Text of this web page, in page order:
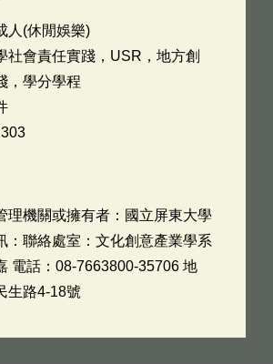
人(休閒娛樂)
社會責任實踐，USR，地方創
，學分學程
理機關或擁有者：國立屏東大學
：聯絡處室：文化創意產業學系
電話：08-7663800-35706 地
生路4-18號